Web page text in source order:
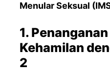
Menular Seksual
1.
Kehamilan
2